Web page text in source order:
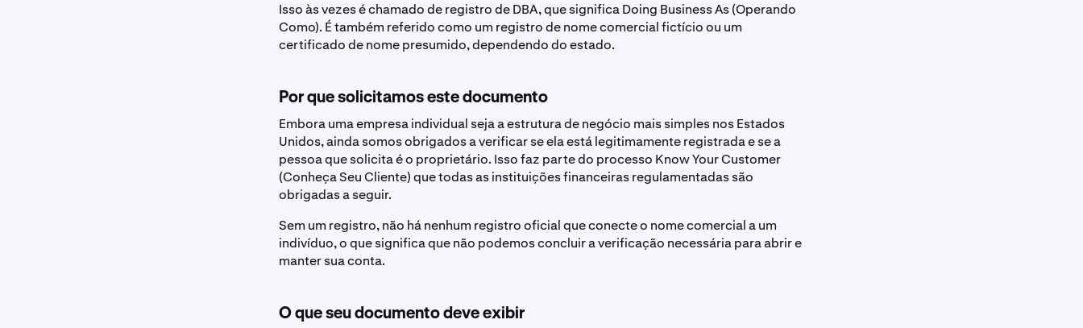
Isso às vezes é chamado de registro de DBA, que significa Doing Business As (Operando
Como). É também referido como um registro de nome comercial fictício ou um
certificado de nome presumido, dependendo do estado.
Por que solicitamos este documento
Embora uma empresa individual seja a estrutura de negócio mais simples nos Estados
Unidos, ainda somos obrigados a verificar se ela está legitimamente registrada e se a
pessoa que solicita é o proprietário. Isso faz parte do processo Know Your Customer
(Conheça Seu Cliente) que todas as instituições financeiras regulamentadas são
obrigadas a seguir.
Sem um registro, não há nenhum registro oficial que conecte o nome comercial a um
indivíduo, o que significa que não podemos concluir a verificação necessária para abrir e
manter sua conta.
O que seu documento deve exibir